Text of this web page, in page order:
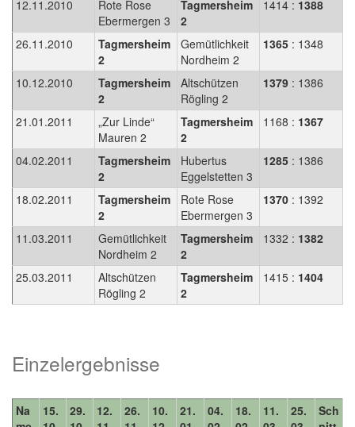
12.11.2010
Rote Rose
Ebermergen 3
Tagmersheim
2
1414 : 1388
26.11.2010
Tagmersheim
2
Gemütlichkeit
Nordheim 2
1365 : 1348
10.12.2010
Tagmersheim
2
Altschützen
Rögling 2
1379 : 1386
21.01.2011
„Zur Linde“
Mauren 2
Tagmersheim
2
1168 : 1367
04.02.2011
Tagmersheim
2
Hubertus
Eggelstetten 3
1285 : 1386
18.02.2011
Tagmersheim
2
Rote Rose
Ebermergen 3
1370 : 1392
11.03.2011
Gemütlichkeit
Nordheim 2
Tagmersheim
2
1332 : 1382
25.03.2011
Altschützen
Rögling 2
Tagmersheim
2
1415 : 1404
Einzelergebnisse
Na
15.
29.
12.
26.
10.
21.
04.
18.
11.
25.
Sch